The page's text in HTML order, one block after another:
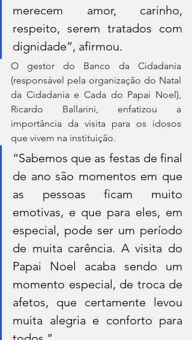
merecem amor, carinho,
respeito, serem tratados com
dignidade”, afirmou.
O gestor do Banco da Cidadania
(responsável pela organização do Natal
da Cidadania e Cada do Papai Noel),
Ricardo Ballarini, enfatizou a
importância da visita para os idosos
que vivem na instituição.
“Sabemos que as festas de final
de ano são momentos em que
as pessoas ficam muito
emotivas, e que para eles, em
especial, pode ser um período
de muita carência. A visita do
Papai Noel acaba sendo um
momento especial, de troca de
afetos, que certamente levou
muita alegria e conforto para